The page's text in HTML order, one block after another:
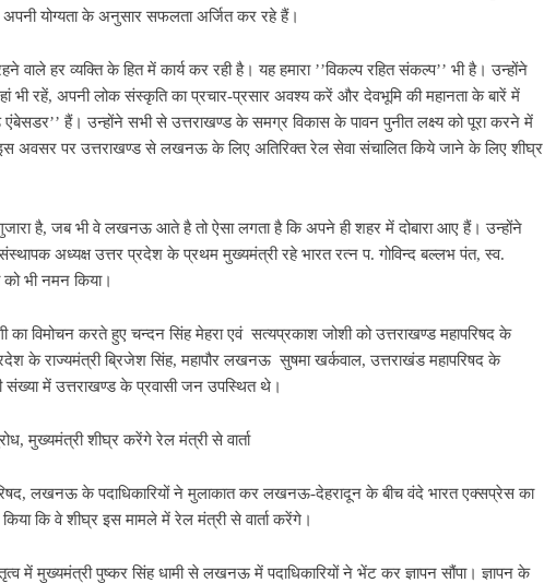
अपनी योग्यता के अनुसार सफलता अर्जित कर रहे हैं।
हर व्यक्ति के हित में कार्य कर रही है। यह हमारा ’’विकल्प रहित संकल्प’’ भी है। उन्होंने
रहें, अपनी लोक संस्कृति का प्रचार-प्रसार अवश्य करें और देवभूमि की महानता के बारें में
हैं। उन्होंने सभी से उत्तराखण्ड के समग्र विकास के पावन पुनीत लक्ष्य को पूरा करने में
अवसर पर उत्तराखण्ड से लखनऊ के लिए अतिरिक्त रेल सेवा संचालित किये जाने के लिए शीघ्र
है, जब भी वे लखनऊ आते है तो ऐसा लगता है कि अपने ही शहर में दोबारा आए हैं। उन्होंने
अध्यक्ष उत्तर प्रदेश के प्रथम मुख्यमंत्री रहे भारत रत्न प. गोविन्द बल्लभ पंत, स्व.
को भी नमन किया।
विमोचन करते हुए चन्दन सिंह मेहरा एवं सत्यप्रकाश जोशी को उत्तराखण्ड महापरिषद के
के राज्यमंत्री ब्रिजेश सिंह, महापौर लखनऊ सुषमा खर्कवाल, उत्तराखंड महापरिषद के
संख्या में उत्तराखण्ड के प्रवासी जन उपस्थित थे।
मुख्यमंत्री शीघ्र करेंगे रेल मंत्री से वार्ता
लखनऊ के पदाधिकारियों ने मुलाकात कर लखनऊ-देहरादून के बीच वंदे भारत एक्सप्रेस का
कि वे शीघ्र इस मामले में रेल मंत्री से वार्ता करेंगे।
में मुख्यमंत्री पुष्कर सिंह धामी से लखनऊ में पदाधिकारियों ने भेंट कर ज्ञापन सौंपा। ज्ञापन के